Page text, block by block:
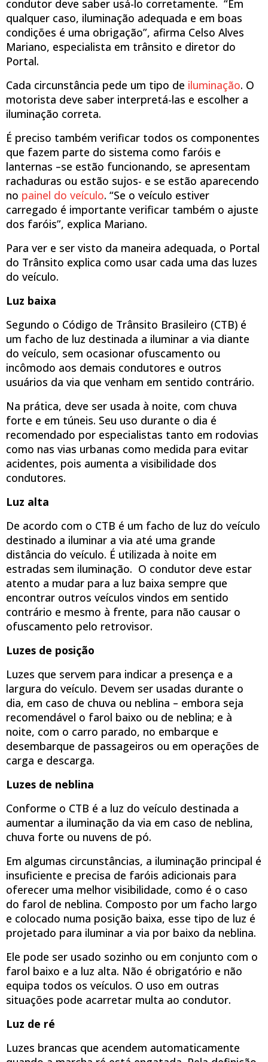
condutor deve saber usá-lo corretamente. “Em
qualquer caso, iluminação adequada e em boas
condições é uma obrigação”, afirma Celso Alves
Mariano, especialista em trânsito e diretor do
Portal.
Cada circunstância pede um tipo de iluminação. O
motorista deve saber interpretá-las e escolher a
iluminação correta.
É preciso também verificar todos os componentes
que fazem parte do sistema como faróis e
lanternas –se estão funcionando, se apresentam
rachaduras ou estão sujos- e se estão aparecendo
no painel do veículo. “Se o veículo estiver
carregado é importante verificar também o ajuste
dos faróis”, explica Mariano.
Para ver e ser visto da maneira adequada, o Portal
do Trânsito explica como usar cada uma das luzes
do veículo.
Luz baixa
Segundo o Código de Trânsito Brasileiro (CTB) é
um facho de luz destinada a iluminar a via diante
do veículo, sem ocasionar ofuscamento ou
incômodo aos demais condutores e outros
usuários da via que venham em sentido contrário.
Na prática, deve ser usada à noite, com chuva
forte e em túneis. Seu uso durante o dia é
recomendado por especialistas tanto em rodovias
como nas vias urbanas como medida para evitar
acidentes, pois aumenta a visibilidade dos
condutores.
Luz alta
De acordo com o CTB é um facho de luz do veículo
destinado a iluminar a via até uma grande
distância do veículo. É utilizada à noite em
estradas sem iluminação. O condutor deve estar
atento a mudar para a luz baixa sempre que
encontrar outros veículos vindos em sentido
contrário e mesmo à frente, para não causar o
ofuscamento pelo retrovisor.
Luzes de posição
Luzes que servem para indicar a presença e a
largura do veículo. Devem ser usadas durante o
dia, em caso de chuva ou neblina – embora seja
recomendável o farol baixo ou de neblina; e à
noite, com o carro parado, no embarque e
desembarque de passageiros ou em operações de
carga e descarga.
Luzes de neblina
Conforme o CTB é a luz do veículo destinada a
aumentar a iluminação da via em caso de neblina,
chuva forte ou nuvens de pó.
Em algumas circunstâncias, a iluminação principal é
insuficiente e precisa de faróis adicionais para
oferecer uma melhor visibilidade, como é o caso
do farol de neblina. Composto por um facho largo
e colocado numa posição baixa, esse tipo de luz é
projetado para iluminar a via por baixo da neblina.
Ele pode ser usado sozinho ou em conjunto com o
farol baixo e a luz alta. Não é obrigatório e não
equipa todos os veículos. O uso em outras
situações pode acarretar multa ao condutor.
Luz de ré
Luzes brancas que acendem automaticamente